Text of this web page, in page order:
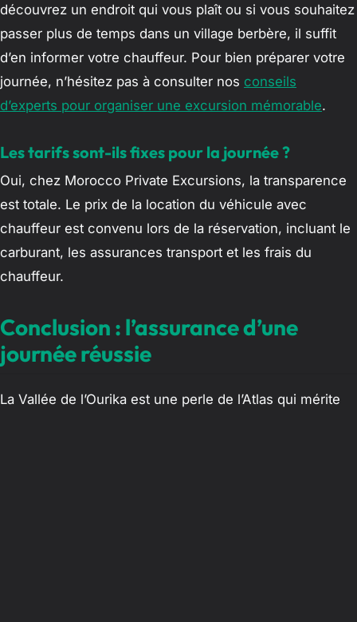
découvrez un endroit qui vous plaît ou si vous souhaitez
passer plus de temps dans un village berbère, il suffit
d’en informer votre chauffeur. Pour bien préparer votre
journée, n’hésitez pas à consulter nos conseils
d’experts pour organiser une excursion mémorable.
Les tarifs sont-ils fixes pour la journée ?
Oui, chez Morocco Private Excursions, la transparence
est totale. Le prix de la location du véhicule avec
chauffeur est convenu lors de la réservation, incluant le
carburant, les assurances transport et les frais du
chauffeur.
Conclusion : l’assurance d’une
journée réussie
La Vallée de l’Ourika est une perle de l’Atlas qui mérite